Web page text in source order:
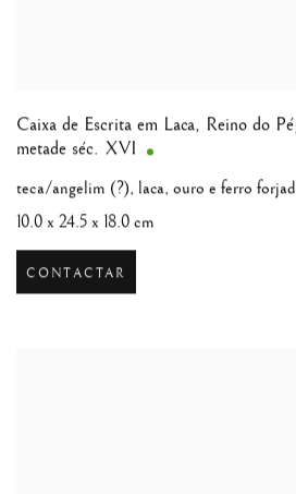
Caixa de Escrita em Laca, Reino do
metade séc. XVI
teca/angelim (?), laca, ouro e ferro
10.0 x 24.5 x 18.0 cm
CONTACTAR